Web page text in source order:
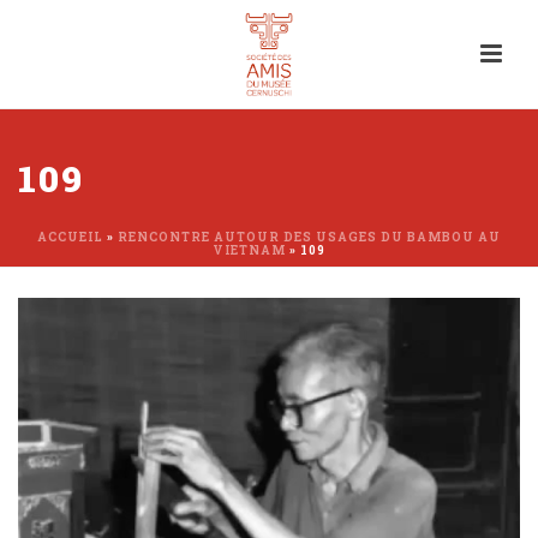
109
ACCUEIL » RENCONTRE AUTOUR DES USAGES DU BAMBOU AU
VIETNAM » 109